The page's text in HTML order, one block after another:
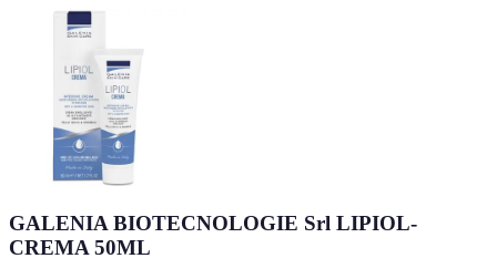
GALENIA BIOTECNOLOGIE Srl LIPIOL-
CREMA 50ML